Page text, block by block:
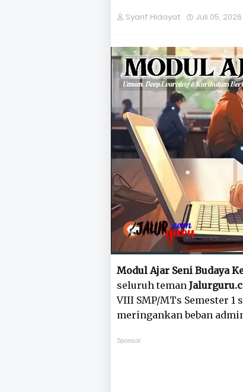
Syarif Hidayat Juli 05, 2026
Modul Ajar Seni Budaya
seluruh teman
VIII SMP/MTs Semester
meringankan beban
Sponsor